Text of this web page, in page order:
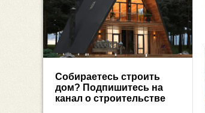
Собираетесь строить
дом? Подпишитесь на
канал о строительстве